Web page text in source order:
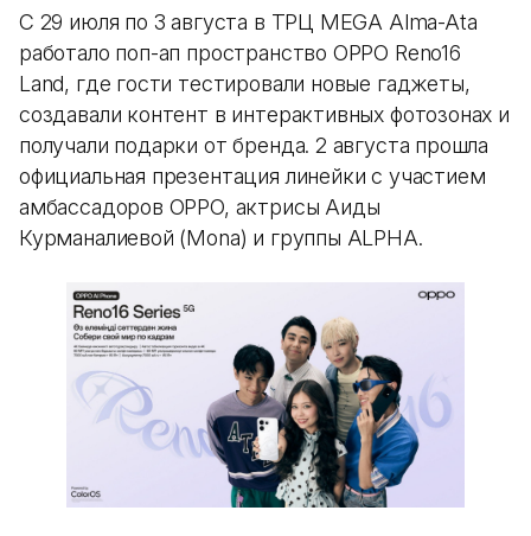
С 29 июля по 3 августа в ТРЦ MEGA Alma-Ata
работало поп-ап пространство OPPO Reno16
Land, где гости тестировали новые гаджеты,
создавали контент в интерактивных фотозонах и
получали подарки от бренда. 2 августа прошла
официальная презентация линейки с участием
амбассадоров OPPO, актрисы Аиды
Курманалиевой (Mona) и группы ALPHA.